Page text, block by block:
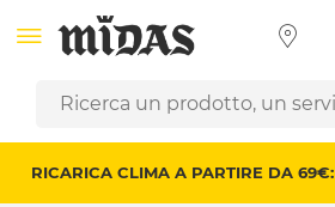
RICARICA CLIMA A PARTIRE DA 69€: